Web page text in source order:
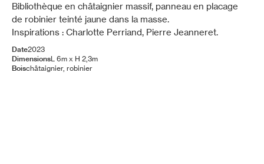
Bibliothèque en châtaignier massif, panneau en placage
de robinier teinté jaune dans la masse.
Inspirations : Charlotte Perriand, Pierre Jeanneret.
Date2023
DimensionsL 6m x H 2,3m
Boischâtaignier, robinier